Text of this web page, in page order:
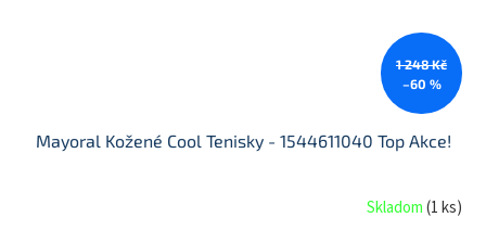
1 248 Kč
–60 %
Mayoral Kožené Cool Tenisky - 1544611040 Top Akce!
Skladom(1 ks)